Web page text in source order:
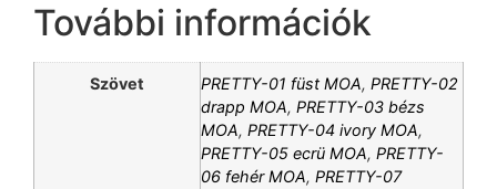
További információk
Szövet PRETTY-01 füst MOA, PRETTY-02
drapp MOA, PRETTY-03 bézs
MOA, PRETTY-04 ivory MOA,
PRETTY-05 ecrü MOA, PRETTY-
06 fehér MOA, PRETTY-07